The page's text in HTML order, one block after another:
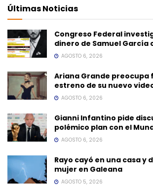
Últimas Noticias
Congreso Federal
dinero de Samuel García
AGOSTO 6, 2026
Ariana Grande preocupa
estreno de su nuevo
AGOSTO 6, 2026
Gianni Infantino pide
polémico plan con el
AGOSTO 6, 2026
Rayo cayó en una casa y
mujer en Galeana
AGOSTO 5, 2026